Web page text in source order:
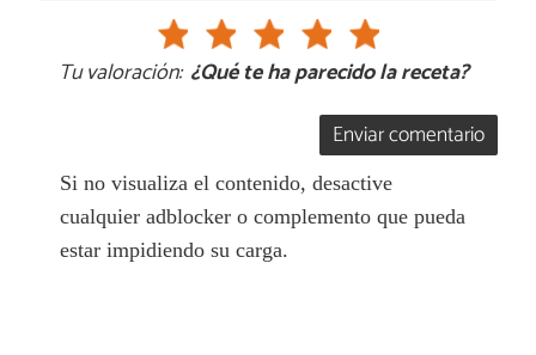
Tu valoración: ¿Qué te ha parecido la receta?
Enviar comentario
Si no visualiza el contenido, desactive
cualquier adblocker o complemento que pueda
estar impidiendo su carga.